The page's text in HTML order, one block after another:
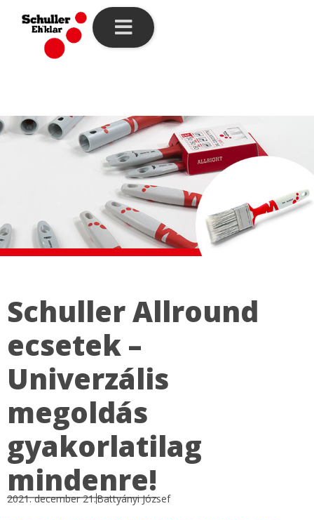
Schuller Allround
ecsetek –
Univerzális
megoldás
gyakorlatilag
mindenre!
2021. december 21.Battyányi József